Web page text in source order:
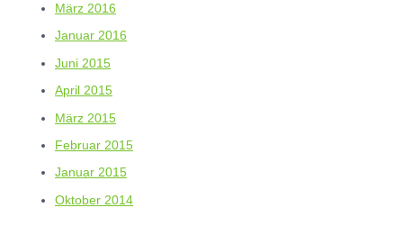
März 2016
Januar 2016
Juni 2015
April 2015
März 2015
Februar 2015
Januar 2015
Oktober 2014